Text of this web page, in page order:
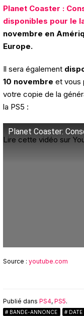
Planet Coaster :
disponibles pour le
novembre en
Europe.
Il sera également
10 novembre et vous
votre copie de la
la PS5 :
Planet Coaster:
Lire cette vidéo sur
Source : youtube.com
Publié dans PS4, PS5.
BANDE-ANNONCE